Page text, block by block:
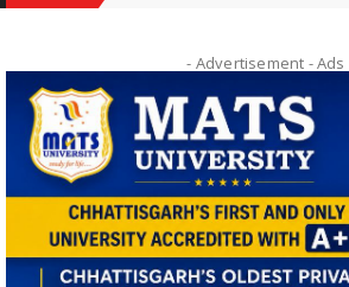
- Advertisement -Ads